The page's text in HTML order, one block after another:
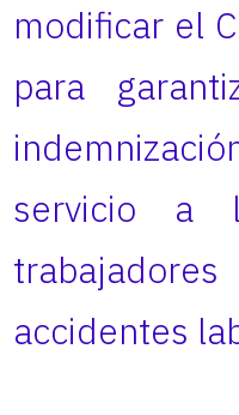
modificar el
para
servicio a
accidentes